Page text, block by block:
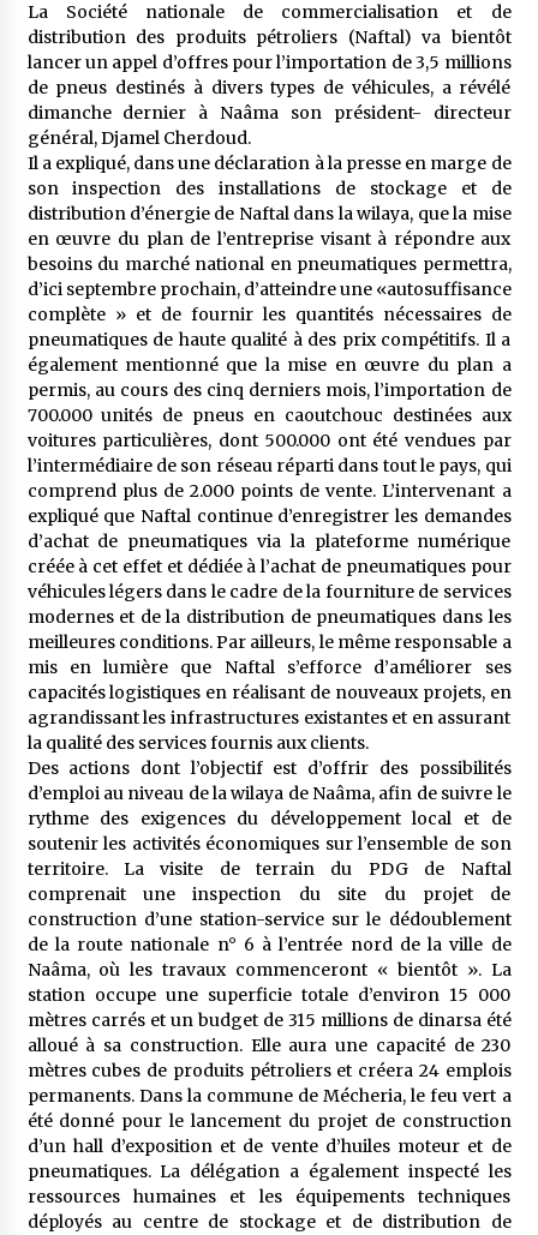
à l’importation
2 semaines ago
Affaires religieuses : Ouverture des
candidatures au concours du Prix national du
meilleur prêche du vendredi
2 semaines ago
Droit à l’affiliation au régime national de
retraite : Coup d’envoi d’une campagne de
sensibilisation au profit de la communauté
nationale à l’étranger
2 semaines ago
Lancement d’une campagne nationale de
sensibilisation sur la lutte contre le travail
informel
3 semaines ago
Première voiture de course conçue et
fabriquée localement : Une équipe d’étudiants
algériens participe à une compétition
internationale
3 semaines ago
Université Alger 3 : Lancement d’un master à
cursus intégré à la licence en communication
en langue amazighe
3 semaines ago
La Société nationale de commercialisation et de
distribution des produits pétroliers (Naftal) va bientôt
lancer un appel d’offres pour l’importation de 3,5 millions
de pneus destinés à divers types de véhicules, a révélé
dimanche dernier à Naâma son président- directeur
général, Djamel Cherdoud.
Il a expliqué, dans une déclaration à la presse en marge de
son inspection des installations de stockage et de
distribution d’énergie de Naftal dans la wilaya, que la mise
en œuvre du plan de l’entreprise visant à répondre aux
besoins du marché national en pneumatiques permettra,
d’ici septembre prochain, d’atteindre une «autosuffisance
complète » et de fournir les quantités nécessaires de
pneumatiques de haute qualité à des prix compétitifs. Il a
également mentionné que la mise en œuvre du plan a
permis, au cours des cinq derniers mois, l’importation de
700.000 unités de pneus en caoutchouc destinées aux
voitures particulières, dont 500.000 ont été vendues par
l’intermédiaire de son réseau réparti dans tout le pays, qui
comprend plus de 2.000 points de vente. L’intervenant a
expliqué que Naftal continue d’enregistrer les demandes
d’achat de pneumatiques via la plateforme numérique
créée à cet effet et dédiée à l’achat de pneumatiques pour
véhicules légers dans le cadre de la fourniture de services
modernes et de la distribution de pneumatiques dans les
meilleures conditions. Par ailleurs, le même responsable a
mis en lumière que Naftal s’efforce d’améliorer ses
capacités logistiques en réalisant de nouveaux projets, en
agrandissant les infrastructures existantes et en assurant
la qualité des services fournis aux clients.
Des actions dont l’objectif est d’offrir des possibilités
d’emploi au niveau de la wilaya de Naâma, afin de suivre le
rythme des exigences du développement local et de
soutenir les activités économiques sur l’ensemble de son
territoire. La visite de terrain du PDG de Naftal
comprenait une inspection du site du projet de
construction d’une station-service sur le dédoublement
de la route nationale n° 6 à l’entrée nord de la ville de
Naâma, où les travaux commenceront « bientôt ». La
station occupe une superficie totale d’environ 15 000
mètres carrés et un budget de 315 millions de dinarsa été
alloué à sa construction. Elle aura une capacité de 230
mètres cubes de produits pétroliers et créera 24 emplois
permanents. Dans la commune de Mécheria, le feu vert a
été donné pour le lancement du projet de construction
d’un hall d’exposition et de vente d’huiles moteur et de
pneumatiques. La délégation a également inspecté les
ressources humaines et les équipements techniques
déployés au centre de stockage et de distribution de